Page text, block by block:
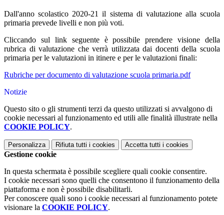
Dall'anno scolastico 2020-21 il sistema di valutazione alla scuola
primaria prevede livelli e non più voti.
Cliccando sul link seguente è possibile prendere visione della
rubrica di valutazione che verrà utilizzata dai docenti della scuola
primaria per le valutazioni in itinere e per le valutazioni finali:
Rubriche per documento di valutazione scuola primaria.pdf
Notizie
Questo sito o gli strumenti terzi da questo utilizzati si avvalgono di
cookie necessari al funzionamento ed utili alle finalità illustrate nella
COOKIE POLICY.
Personalizza Rifiuta tutti i cookies Accetta tutti i cookies
Gestione cookie
In questa schermata è possibile scegliere quali cookie consentire.
I cookie necessari sono quelli che consentono il funzionamento della
piattaforma e non è possibile disabilitarli.
Per conoscere quali sono i cookie necessari al funzionamento potete
visionare la COOKIE POLICY.